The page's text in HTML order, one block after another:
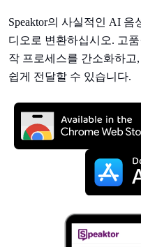
Speaktor의 사실적인 AI
디오로 변환하십시오. 고
작 프로세스를 간소화하
쉽게 전달할 수 있습니다.